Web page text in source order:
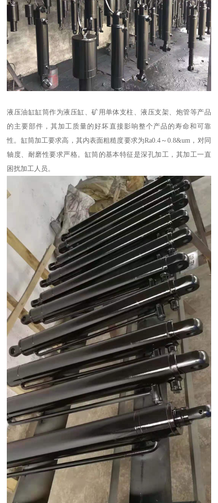
液压油缸缸筒作为液压缸、矿用单体支柱、液压支架、炮管等产品
的主要部件，其加工质量的好坏直接影响整个产品的寿命和可靠
性。缸筒加工要求高，其内表面粗糙度要求为Ra0.4～0.8&um，对同
轴度、耐磨性要求严格。缸筒的基本特征是深孔加工，其加工一直
困扰加工人员。